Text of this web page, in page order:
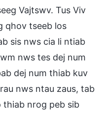
Vajtswv. Tus Viv
qhov tseeb los
sis nws cia li ntiab
nws tes dej num
dej num thiab kuv
nws ntau zaus, tab
thiab nrog peb sib